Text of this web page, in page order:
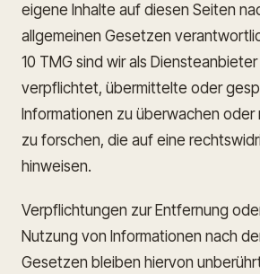
eigene Inhalte auf diesen Seiten
allgemeinen Gesetzen
10 TMG sind wir als
verpflichtet, übermittelte oder
Informationen zu überwachen oder
zu forschen, die auf eine
hinweisen.
Verpflichtungen zur Entfernung
Nutzung von Informationen nach
Gesetzen bleiben hiervon